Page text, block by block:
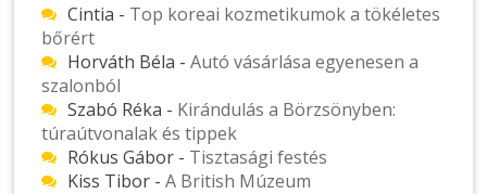
Cintia - Top koreai kozmetikumok a tökéletes
bőrért
Horváth Béla -Autó vásárlása egyenesen a
szalonból
Szabó Réka - Kirándulás a Börzsönyben:
túraútvonalak és tippek
Rókus Gábor - Tisztasági festés
Kiss Tibor -A British Múzeum